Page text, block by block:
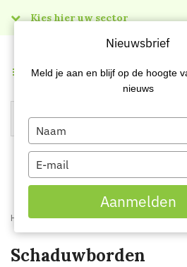
Kies hier uw sector
Menu
Home Webshop Veiligheidsartikelen
Schaduwborden
Nieuwsbrief
Meld je aan en blijf op de hoogte
nieuws
Type
your
name
Type
your
email
Aanmelden